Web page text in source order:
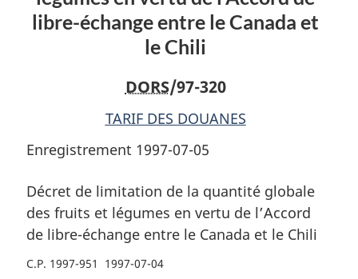
et
légumes
en
de
de
libre-
entre
le
Canada
le
fruits
et
légumes
vertu
l’Accord
de
échange
entre
le
et
fruits
et
vertu
l’Accord
échange
entre
le
libre-échange entre le Canada et
le Chili
DORS/97-320
TARIF DES DOUANES
Enregistrement 1997-07-05
Décret de limitation de la quantité globale
des fruits et légumes en vertu de l’Accord
de libre-échange entre le Canada et le Chili
C.P. 1997-951 1997-07-04